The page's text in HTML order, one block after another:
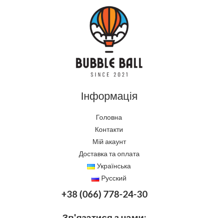
Інформація
Головна
Контакти
Мій акаунт
Доставка та оплата
Українська
Русский
+38 (066) 778-24-30